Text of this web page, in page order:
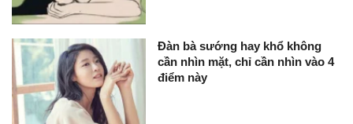
Đàn bà sướng hay khổ không
cần nhìn mặt, chỉ cần nhìn vào 4
điểm này